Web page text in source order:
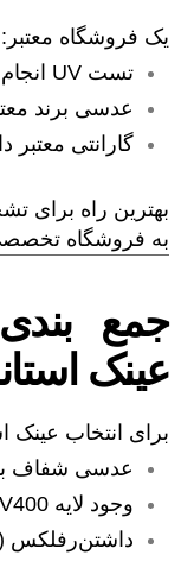
یک فروشگاه معتبر:
تست UV انجام می دهد
عدسی برند
گارانتی معتبر
بهترین راه برای
به فروشگاه
جمع
عینک
برای انتخاب عینک
عدسی شفاف
وجود لایه UV400 واقعی
داشتن‌رفلکس